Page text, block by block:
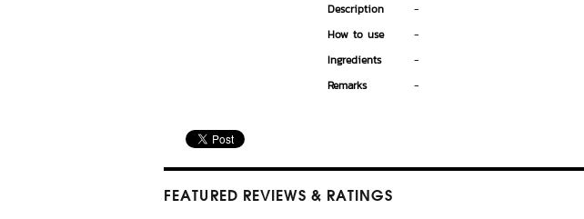
Description
-
How to use
-
Ingredients
-
Remarks
-
FEATURED REVIEWS & RATINGS